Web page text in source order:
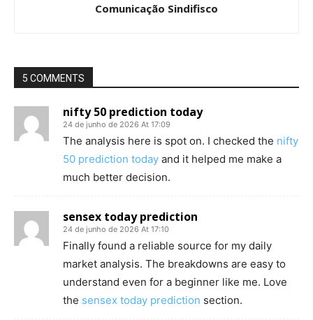
Comunicação Sindifisco
5 COMMENTS
nifty 50 prediction today
24 de junho de 2026 At 17:09
The analysis here is spot on. I checked the nifty
50 prediction today and it helped me make a
much better decision.
sensex today prediction
24 de junho de 2026 At 17:10
Finally found a reliable source for my daily
market analysis. The breakdowns are easy to
understand even for a beginner like me. Love
the sensex today prediction section.